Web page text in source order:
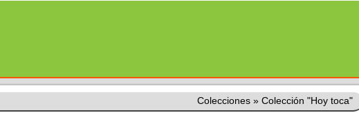
Colecciones » Colección "Hoy toca"